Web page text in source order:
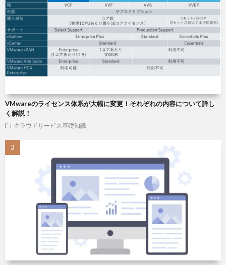
VMwareのライセンス体系が大幅に変更！それぞれの内容について詳し
く解説！
クラウドサービス基礎知識